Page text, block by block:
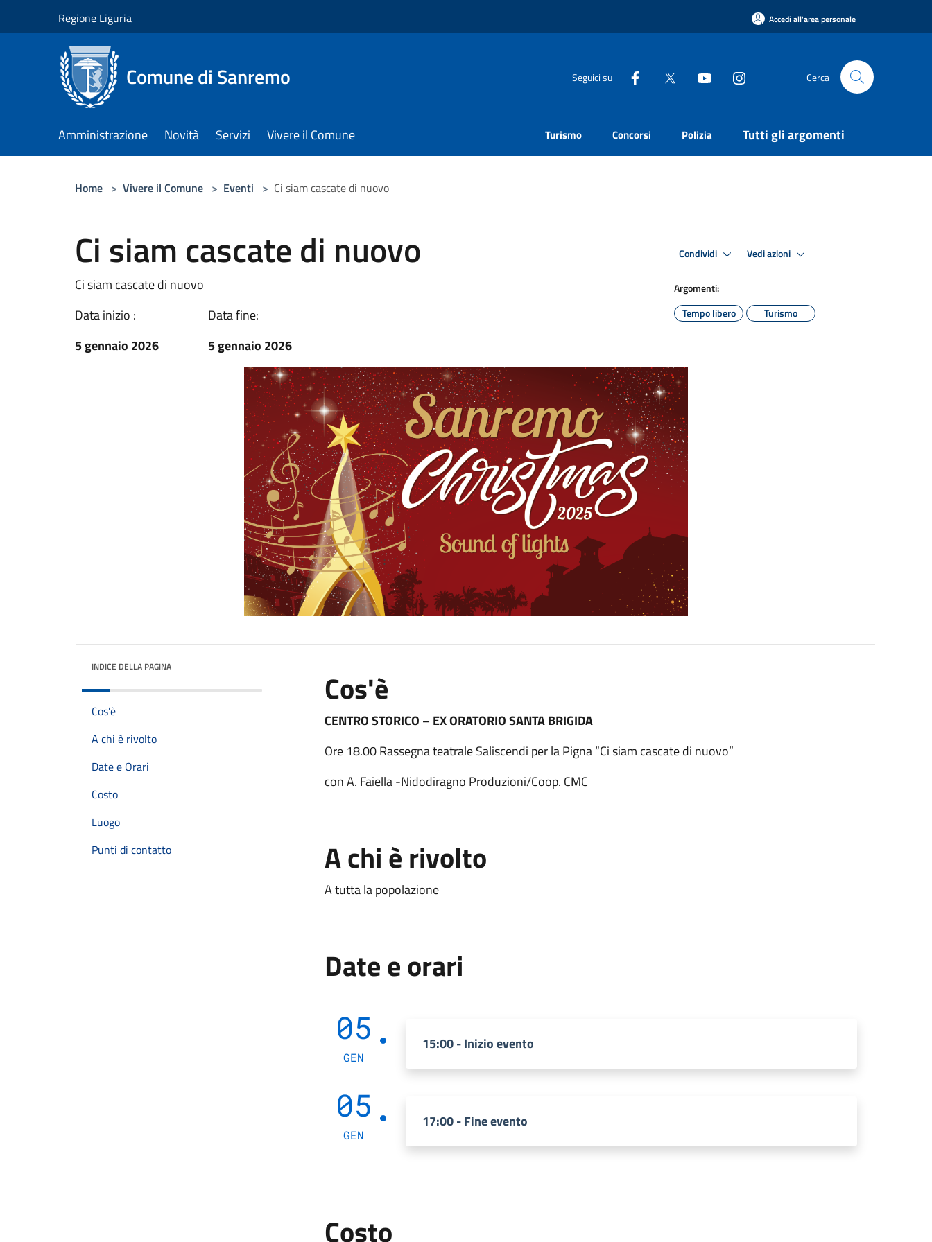
Regione Liguria Accedi all'area personale
Comune di Sanremo Seguici su Cerca
Amministrazione Novità Servizi Vivere il Comune Turismo Concorsi Polizia Tutti gli argomenti
Home > Vivere il Comune > Eventi > Ci siam cascate di nuovo
Ci siam cascate di nuovo
Ci siam cascate di nuovo
Data inizio :
5 gennaio 2026
Data fine:
5 gennaio 2026
Condividi Vedi azioni
Argomenti:
Tempo libero
Turismo
INDICE DELLA PAGINA
Cos'è
A chi è rivolto
Date e Orari
Costo
Luogo
Punti di contatto
Cos'è
CENTRO STORICO – EX ORATORIO SANTA BRIGIDA
Ore 18.00 Rassegna teatrale Saliscendi per la Pigna “Ci siam cascate di nuovo”
con A. Faiella -Nidodiragno Produzioni/Coop. CMC
A chi è rivolto
A tutta la popolazione
Date e orari
05
GEN
15:00 - Inizio evento
05
GEN
17:00 - Fine evento
Costo